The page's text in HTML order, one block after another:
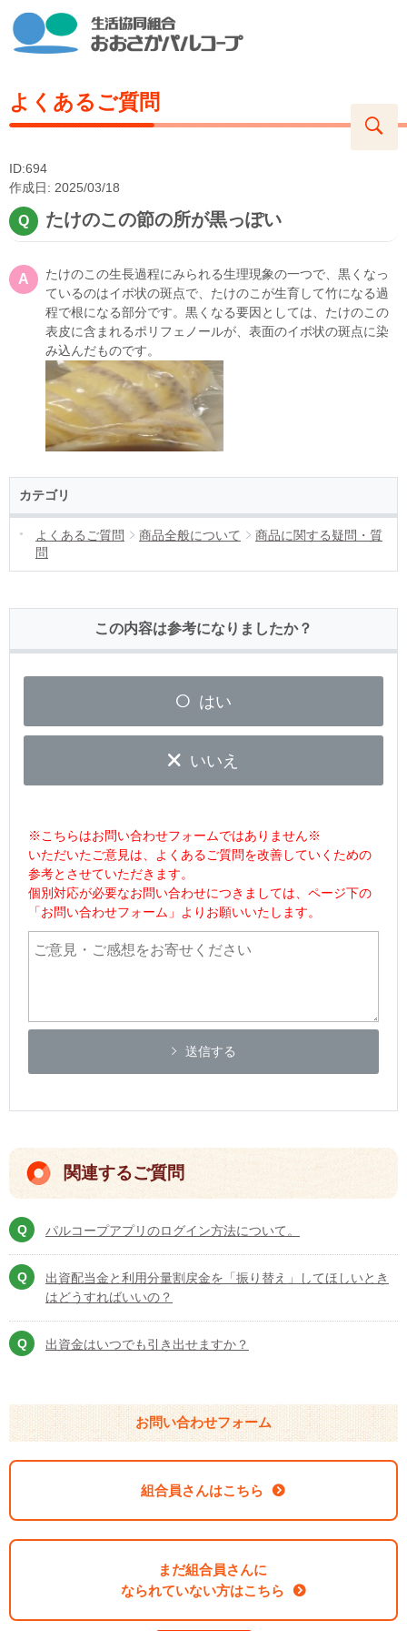
よくあるご質問
ID:694
作成日: 2025/03/18
たけのこの節の所が黒っぽい
たけのこの生長過程にみられる生理現象の一つで、黒くなっ
ているのはイボ状の斑点で、たけのこが生育して竹になる過
程で根になる部分です。黒くなる要因としては、たけのこの
表皮に含まれるポリフェノールが、表面のイボ状の斑点に染
み込んだものです。
カテゴリ
よくあるご質問 商品全般について
商品に関する疑問・質
問
この内容は参考になりましたか？
はい
いいえ
※こちらはお問い合わせフォームではありません※
いただいたご意見は、よくあるご質問を改善していくための
参考とさせていただきます。
個別対応が必要なお問い合わせにつきましては、ページ下の
「お問い合わせフォーム」よりお願いいたします。
送信する
関連するご質問
パルコープアプリのログイン方法について。
出資配当金と利用分量割戻金を「振り替え」してほしいとき
はどうすればいいの？
出資金はいつでも引き出せますか？
お問い合わせフォーム
組合員さんはこちら
まだ組合員さんに
なられていない方はこちら